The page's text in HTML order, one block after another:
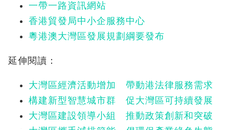
一帶一路資訊網站
香港貿發局中小企服務中心
粵港澳大灣區發展規劃綱要發布
延伸閱讀：
大灣區經濟活動增加 帶動港法律服務需求
構建新型智慧城市群 促大灣區可持續發展
大灣區建設領導小組 推動政策創新和突破